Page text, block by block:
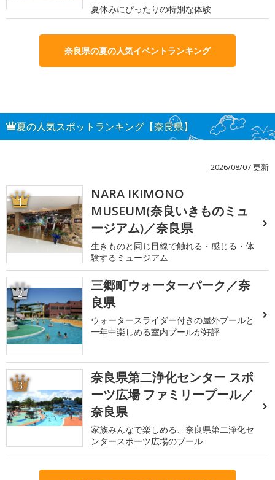
夏休みにぴったりの特別な体験
奈良県の夏の人気イベントランキング
夏の人気スポットランキング【奈良県】
2026/08/07 更新
1
NARA IKIMONO
MUSEUM(奈良いきものミュ
ージアム)／奈良県
生きものと同じ目線で触れる・感じる・体
験するミュージアム
2
三郷町ウォーターパーク／奈
良県
ウォータースライダー付きの屋外プールと
一年中楽しめる室内プールが好評
3
奈良県第二浄化センター スポ
ーツ広場 ファミリープール／
奈良県
家族みんなで楽しめる、奈良県第二浄化セ
ンタースポーツ広場のプール